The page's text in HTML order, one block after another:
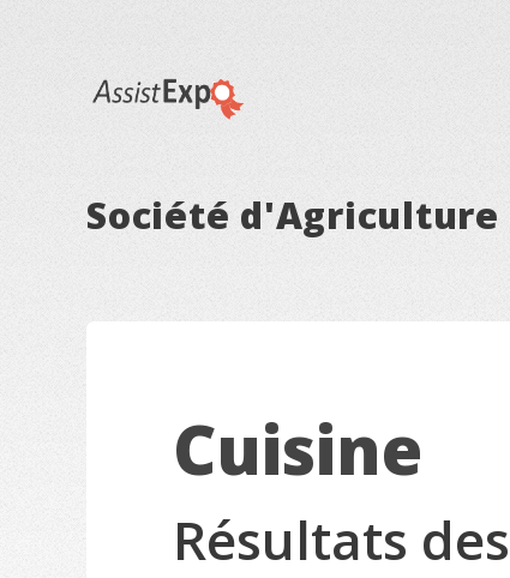
Société d'Agriculture
Cuisine
Résultats